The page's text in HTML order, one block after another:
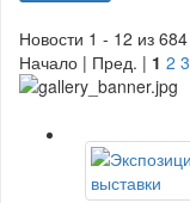
Новости 1 - 12 из 684
Начало | Пред. | 1 2 3